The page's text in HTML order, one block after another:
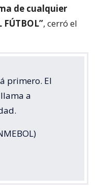
de cualquier
FÚTBOL”, cerró el
primero. El
a